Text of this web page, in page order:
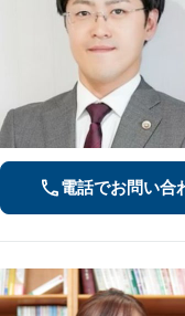
電話でお問い合